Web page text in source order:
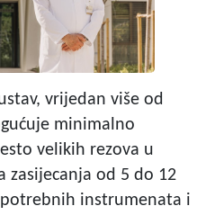
vrijedan više od
minimalno
velikih rezova u
od 5 do 12
instrumenata i